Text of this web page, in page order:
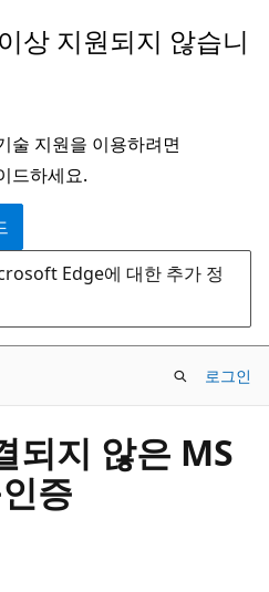
상 지원되지 않습니
술 지원을 이용하려면
드하세요.
Edge에 대한 추가 정
로그인
되지 않은 MS
증